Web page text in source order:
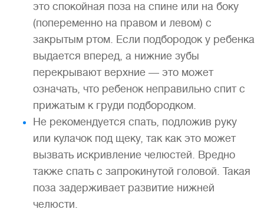
это спокойная поза на спине или на боку
(попеременно на правом и левом) с
закрытым ртом. Если подбородок у ребенка
выдается вперед, а нижние зубы
перекрывают верхние — это может
означать, что ребенок неправильно спит с
прижатым к груди подбородком.
Не рекомендуется спать, подложив руку
или кулачок под щеку, так как это может
вызвать искривление челюстей. Вредно
также спать с запрокинутой головой. Такая
поза задерживает развитие нижней
челюсти.